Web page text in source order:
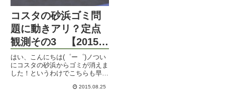
コスタの砂浜ゴミ問
題に動きアリ？定点
観測その3 【2015紅
蓮祭】
はい、こんにちは(゜ー゜)ノつい
にコスタの砂浜からゴミが消えま
した！というわけでこちらも早め
タ・デル・ソルにやってまいりま
2015.08.25